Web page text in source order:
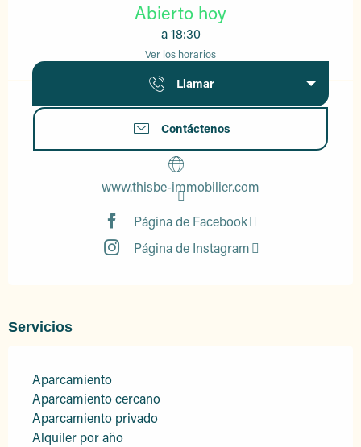
Abierto hoy
a 18:30
Ver los horarios
Llamar
Contáctenos
www.thisbe-immobilier.com
Página de Facebook
Página de Instagram
Servicios
Aparcamiento
Aparcamiento cercano
Aparcamiento privado
Alquiler por año